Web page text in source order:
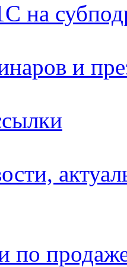
на
и
по